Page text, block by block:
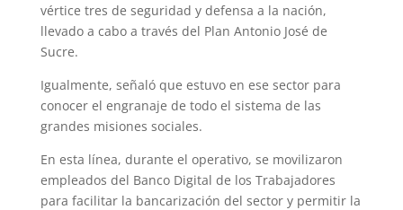
vértice tres de seguridad y defensa a la nación,
llevado a cabo a través del Plan Antonio José de
Sucre.
Igualmente, señaló que estuvo en ese sector para
conocer el engranaje de todo el sistema de las
grandes misiones sociales.
En esta línea, durante el operativo, se movilizaron
empleados del Banco Digital de los Trabajadores
para facilitar la bancarización del sector y permitir la